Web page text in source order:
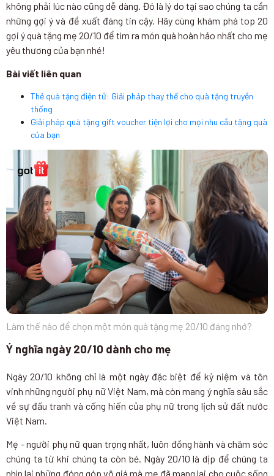
không phải lúc nào cũng dễ dàng. Đó là lý do tại sao chúng ta cần
những gợi ý và đề xuất đáng tin cậy. Hãy cùng khám phá top 20
gợi ý quà tặng mẹ 20/10 để tìm ra món quà hoàn hảo nhất cho mẹ
yêu thương của bạn nhé!
Bài viết liên quan
Thẻ quà tặng điện tử: Giải pháp thay thế cho quà tặng truyền
thống
Giải pháp quà tặng gift voucher tiện lợi cho mọi nhu cầu tặng quà
của bạn
Làm thế nào để chọn một món quà tặng mẹ 20/10 đáng nhớ?
Ý nghĩa ngày 20/10 dành cho mẹ
Ngày 20/10 không chỉ là một ngày đặc biệt để kỷ niệm và tôn
vinh những người phụ nữ Việt Nam, mà còn mang ý nghĩa sâu sắc
về sự đấu tranh và cống hiến của phụ nữ trong lịch sử đất nước
Việt Nam.
Mẹ - người phụ nữ quan trọng nhất, luôn đồng hành và chăm sóc
chúng ta từ khi chúng ta còn bé. Ngày 20/10 là dịp để chúng ta
nhìn lại những đóng góp vô giá mà mẹ đã mang lại cho cuộc sống